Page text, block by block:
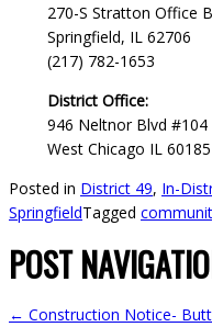
270-S Stratton Office
Springfield, IL 62706
(217) 782-1653
District Office:
946 Neltnor Blvd #104
West Chicago IL 60185
Posted in District 49, In-
SpringfieldTagged
POST
← Construction Notice-